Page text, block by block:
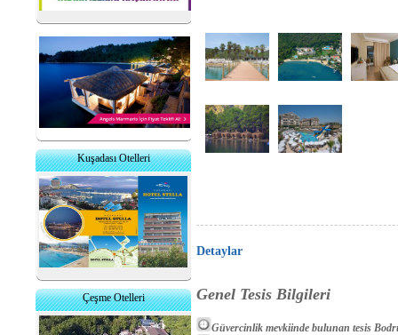
Kuşadası Otelleri
Çeşme Otelleri
Detaylar
Genel Tesis Bilgileri
Güvercinlik mevkiinde bulunan tesis